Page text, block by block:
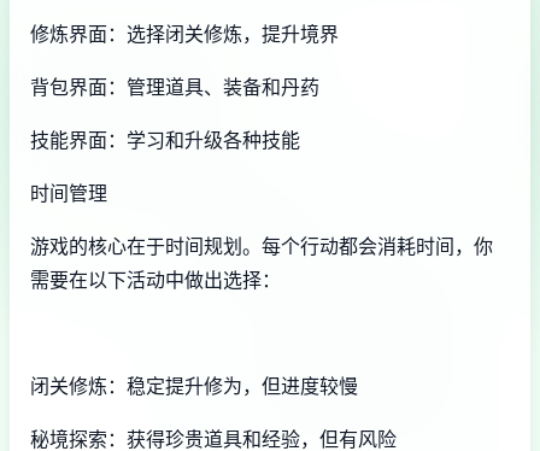
修炼界面：选择闭关修炼，提升境界
背包界面：管理道具、装备和丹药
技能界面：学习和升级各种技能
时间管理
游戏的核心在于时间规划。每个行动都会消耗时间，你
需要在以下活动中做出选择：
闭关修炼：稳定提升修为，但进度较慢
秘境探索：获得珍贵道具和经验，但有风险